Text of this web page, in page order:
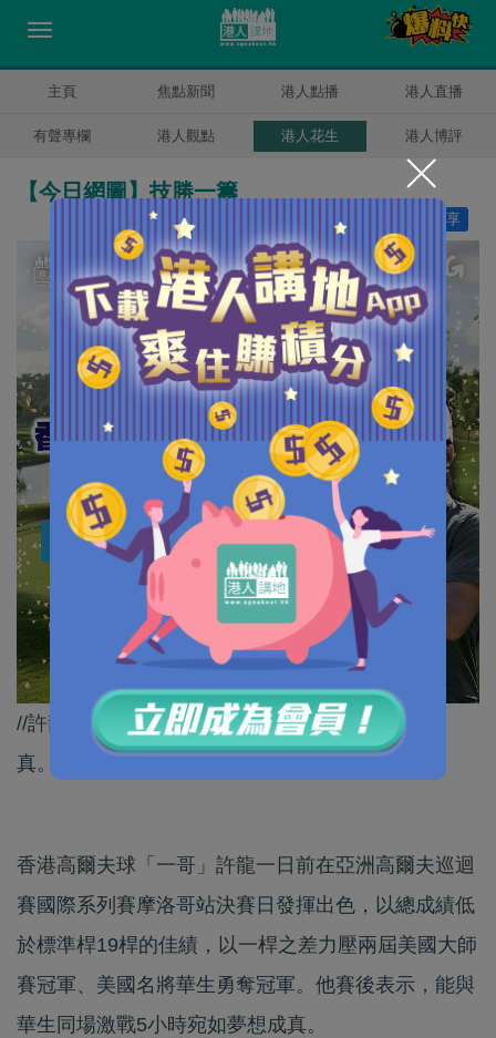
主頁 焦點新聞 港人點播 港人直播
有聲專欄 港人觀點 港人花生 港人博評
【今日網圖】技勝一籌
分享
//許龍一形容同兒時偶像激戰5小時，可謂夢想成
真。//
香港高爾夫球「一哥」許龍一日前在亞洲高爾夫巡迴
賽國際系列賽摩洛哥站決賽日發揮出色，以總成績低
於標準桿19桿的佳績，以一桿之差力壓兩屆美國大師
賽冠軍、美國名將華生勇奪冠軍。他賽後表示，能與
華生同場激戰5小時宛如夢想成真。